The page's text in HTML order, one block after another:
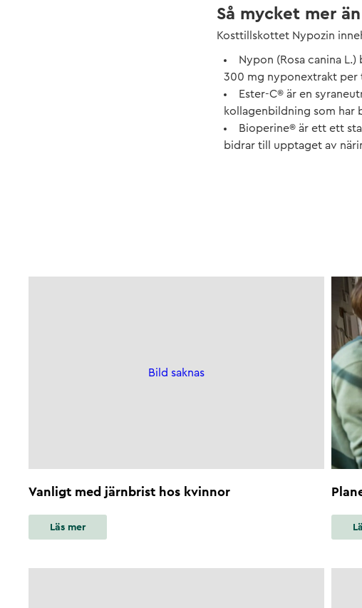
Så mycket mer
Kosttillskottet Nypozin
Nypon (Rosa canina
300 mg nyponextrakt per
Ester-C® är en
kollagenbildning som har
Bioperine® är ett ett
bidrar till upptaget av
Bild saknas
Vanligt med järnbrist hos kvinnor
Läs mer